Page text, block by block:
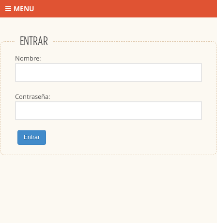
MENU
ENTRAR
Nombre:
Contraseña: